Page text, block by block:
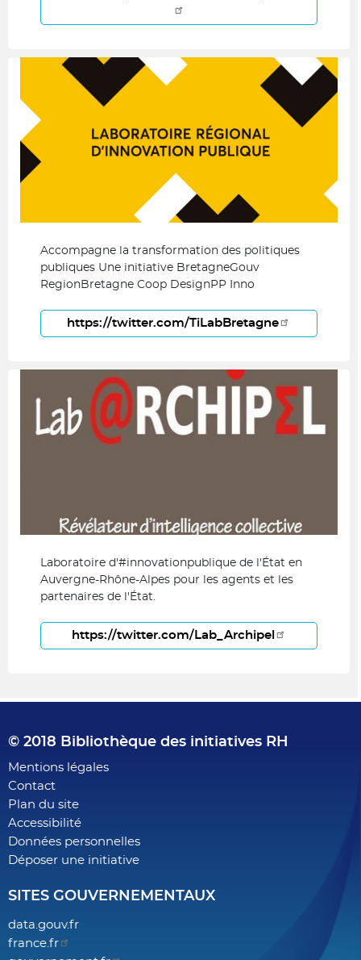
Accompagne la transformation des politiques
publiques Une initiative BretagneGouv
RegionBretagne Coop DesignPP Inno
https://twitter.com/TiLabBretagne
Laboratoire d'#innovationpublique de l'État en
Auvergne-Rhône-Alpes pour les agents et les
partenaires de l'État.
https://twitter.com/Lab_Archipel
© 2018 Bibliothèque des initiatives RH
Footer
menu
Mentions légales
Contact
Plan du site
Accessibilité
Données personnelles
Déposer une initiative
SITES GOUVERNEMENTAUX
data.gouv.fr
france.fr